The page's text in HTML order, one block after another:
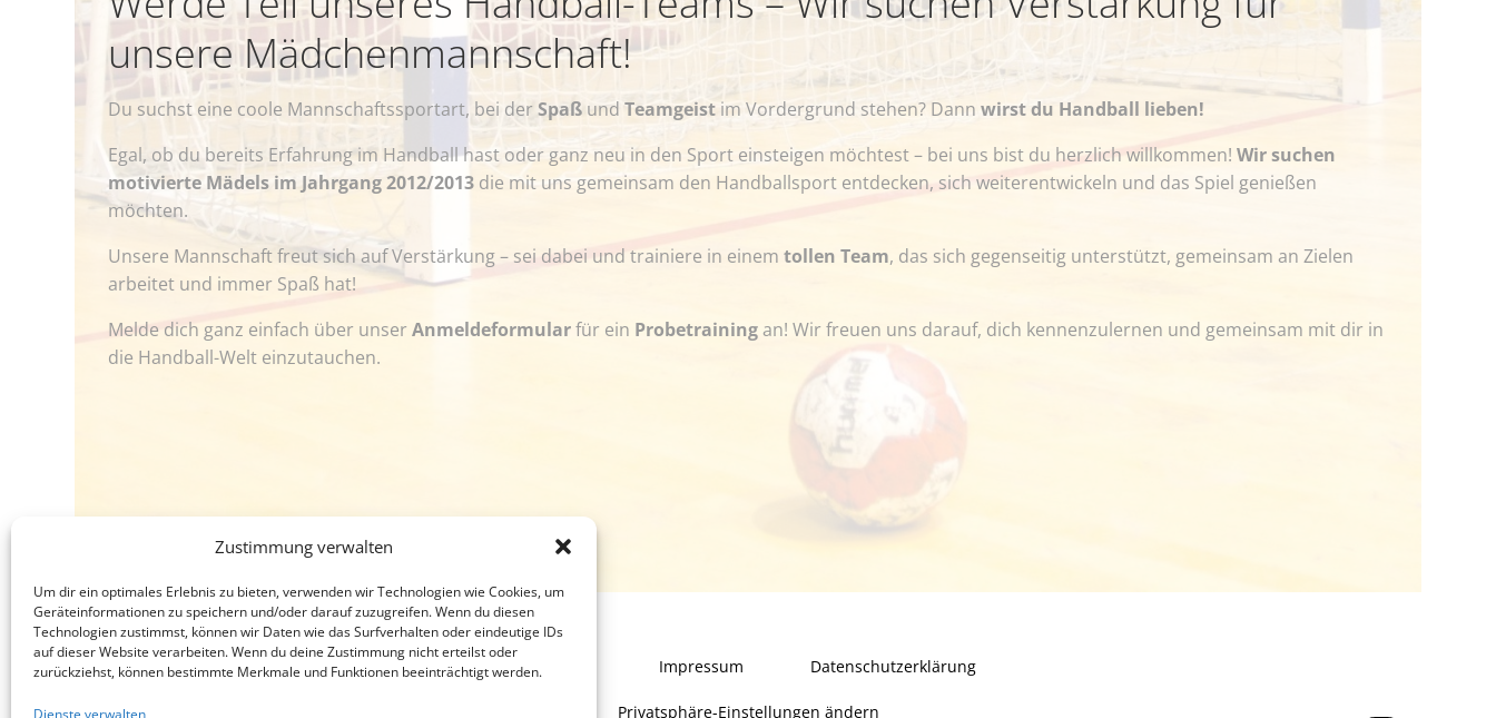
Zustimmung verwalten
Um dir ein optimales Erlebnis zu bieten, verwenden wir Technologien wie Cookies, um
Geräteinformationen zu speichern und/oder darauf zuzugreifen. Wenn du diesen
Technologien zustimmst, können wir Daten wie das Surfverhalten oder eindeutige IDs
auf dieser Website verarbeiten. Wenn du deine Zustimmung nicht erteilst oder
zurückziehst, können bestimmte Merkmale und Funktionen beeinträchtigt werden.
Dienste verwalten
unsere Mädchenmannschaft!
Du suchst eine coole Mannschaftssportart, bei derSpaß undTeamgeist im Vordergrund stehen? Dannwirst du Handball lieben!
Egal, ob du bereits Erfahrung im Handball hast oder ganz neu in den Sport einsteigen möchtest – bei uns bist du herzlich willkommen!Wir suchen
motivierte Mädels im Jahrgang 2012/2013 die mit uns gemeinsam den Handballsport entdecken, sich weiterentwickeln und das Spiel genießen
möchten.
Unsere Mannschaft freut sich auf Verstärkung – sei dabei und trainiere in einemtollen Team, das sich gegenseitig unterstützt, gemeinsam an Zielen
arbeitet und immer Spaß hat!
Melde dich ganz einfach über unserAnmeldeformularfür ein Probetrainingan! Wir freuen uns darauf, dich kennenzulernen und gemeinsam mit dir in
die Handball-Welt einzutauchen.
Startseite Impressum Datenschutzerklärung
Privatsphäre-Einstellungen ändern